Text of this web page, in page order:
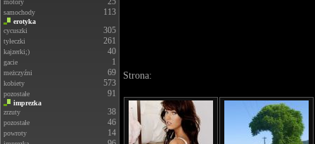
motory
samochody 113
erotyka
cycuszki
305
tyłeczki 261
kajzerki;) 40
gacie 1
meżczyźni 69
kobiety 573
pozostałe 91
imprezka
zrzuty
38
pozostałe 46
powroty 14
Strona: